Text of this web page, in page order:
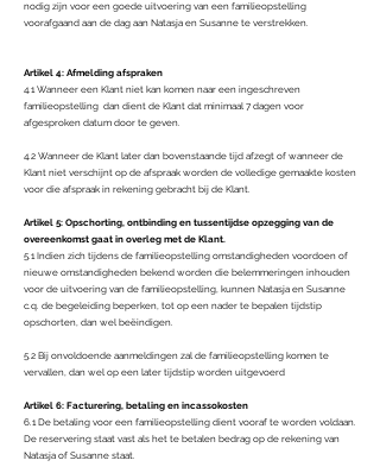
nodig zijn voor een goede uitvoering van een familieopstelling
voorafgaand aan de dag aan Natasja en Susanne te verstrekken.
Artikel 4: Afmelding afspraken
4.1 Wanneer een Klant niet kan komen naar een ingeschreven
familieopstelling dan dient de Klant dat minimaal 7 dagen voor
afgesproken datum door te geven.
4.2 Wanneer de Klant later dan bovenstaande tijd afzegt of wanneer de
Klant niet verschijnt op de afspraak worden de volledige gemaakte kosten
voor die afspraak in rekening gebracht bij de Klant.
Artikel 5: Opschorting, ontbinding en tussentijdse opzegging van de
overeenkomst gaat in overleg met de Klant.
5.1 Indien zich tijdens de familieopstelling omstandigheden voordoen of
nieuwe omstandigheden bekend worden die belemmeringen inhouden
voor de uitvoering van de familieopstelling, kunnen Natasja en Susanne
c.q. de begeleiding beperken, tot op een nader te bepalen tijdstip
opschorten, dan wel beëindigen.
5.2 Bij onvoldoende aanmeldingen zal de familieopstelling komen te
vervallen, dan wel op een later tijdstip worden uitgevoerd
Artikel 6: Facturering, betaling en incassokosten
6.1 De betaling voor een familieopstelling dient vooraf te worden voldaan.
De reservering staat vast als het te betalen bedrag op de rekening van
Natasja of Susanne staat.